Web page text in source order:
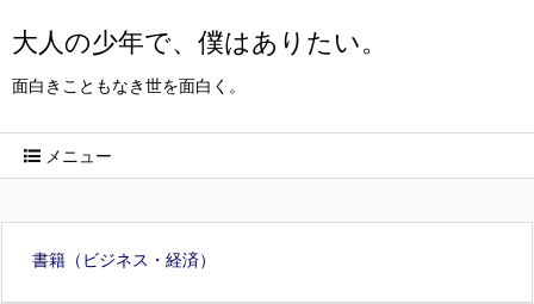
大人の少年で、僕はありたい。
面白きこともなき世を面白く。
メニュー
書籍（ビジネス・経済）